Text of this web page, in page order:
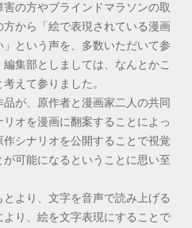
の方やブラインドマラソンの取
から「絵で表現されている漫画
という声を、多数いただいて参
集部としましては、なんとかこ
えて参りました。
が、原作者と漫画家二人の共同
オを漫画に翻案することによっ
シナリオを公開することで視覚
可能になるということに思い至
より、文字を音声で読み上げる
り、絵を文字表現にすることで